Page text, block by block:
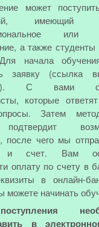
может
имеющий
или
а также
начала
заявку (ссылка
С вами
которые
Затем
после чего мы
и счет. Вам
оплату по счету в
в онлайн-
можете начинать
в